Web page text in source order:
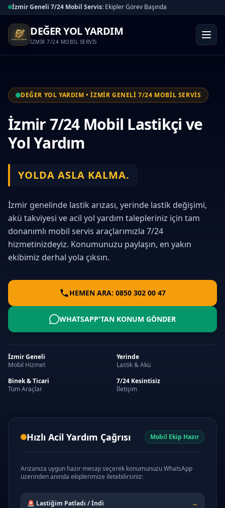
İzmir Geneli 7/24 Mobil Servis: Ekipler Görev Başında
DEĞER YOL YARDIM
İZMİR 7/24 MOBİL SERVİS
DEĞER YOL YARDIM • İZMİR GENELİ 7/24 MOBİL SERVİS
İzmir 7/24 Mobil Lastikçi ve
Yol Yardım
YOLDA ASLA KALMA.
İzmir genelinde lastik arızası, yerinde lastik değişimi,
akü takviyesi ve acil yol yardım talepleriniz için tam
donanımlı mobil servis araçlarımızla 7/24
hizmetinizdeyiz. Konumunuzu paylaşın, en yakın
ekibimiz derhal yola çıksın.
HEMEN ARA: 0850 302 00 47
WHATSAPP'TAN KONUM GÖNDER
İzmir Geneli
Mobil Hizmet
Yerinde
Lastik & Akü
Binek & Ticari
Tüm Araçlar
7/24 Kesintisiz
İletişim
Hızlı Acil Yardım Çağrısı Mobil Ekip Hazır
Arızanıza uygun hazır mesajı seçerek konumunuzu WhatsApp
üzerinden anında ekiplerimize iletebilirsiniz:
🚨 Lastiğim Patladı / İndi →